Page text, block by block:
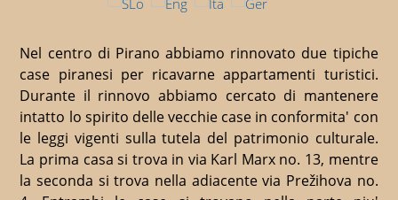
Nel centro di Pirano abbiamo rinnovato due tipiche
case piranesi per ricavarne appartamenti turistici.
Durante il rinnovo abbiamo cercato di mantenere
intatto lo spirito delle vecchie case in conformita' con
le leggi vigenti sulla tutela del patrimonio culturale.
La prima casa si trova in via Karl Marx no. 13, mentre
la seconda si trova nella adiacente via Prežihova no.